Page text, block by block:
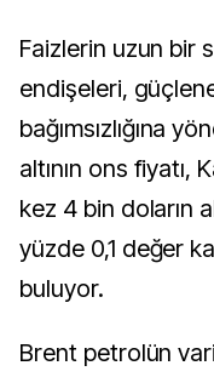
Faizlerin uzun bir
endişeleri,
bağımsızlığına
altının ons fiyatı,
kez 4 bin doların
yüzde 0,1 değer
buluyor.
Brent petrolün